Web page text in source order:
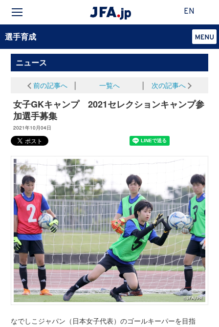
EN
選手育成
ニュース
前の記事へ 一覧へ 次の記事へ
女子GKキャンプ 2021セレクションキャンプ参
加選手募集
2021年10月04日
なでしこジャパン（日本女子代表）のゴールキーパーを目指